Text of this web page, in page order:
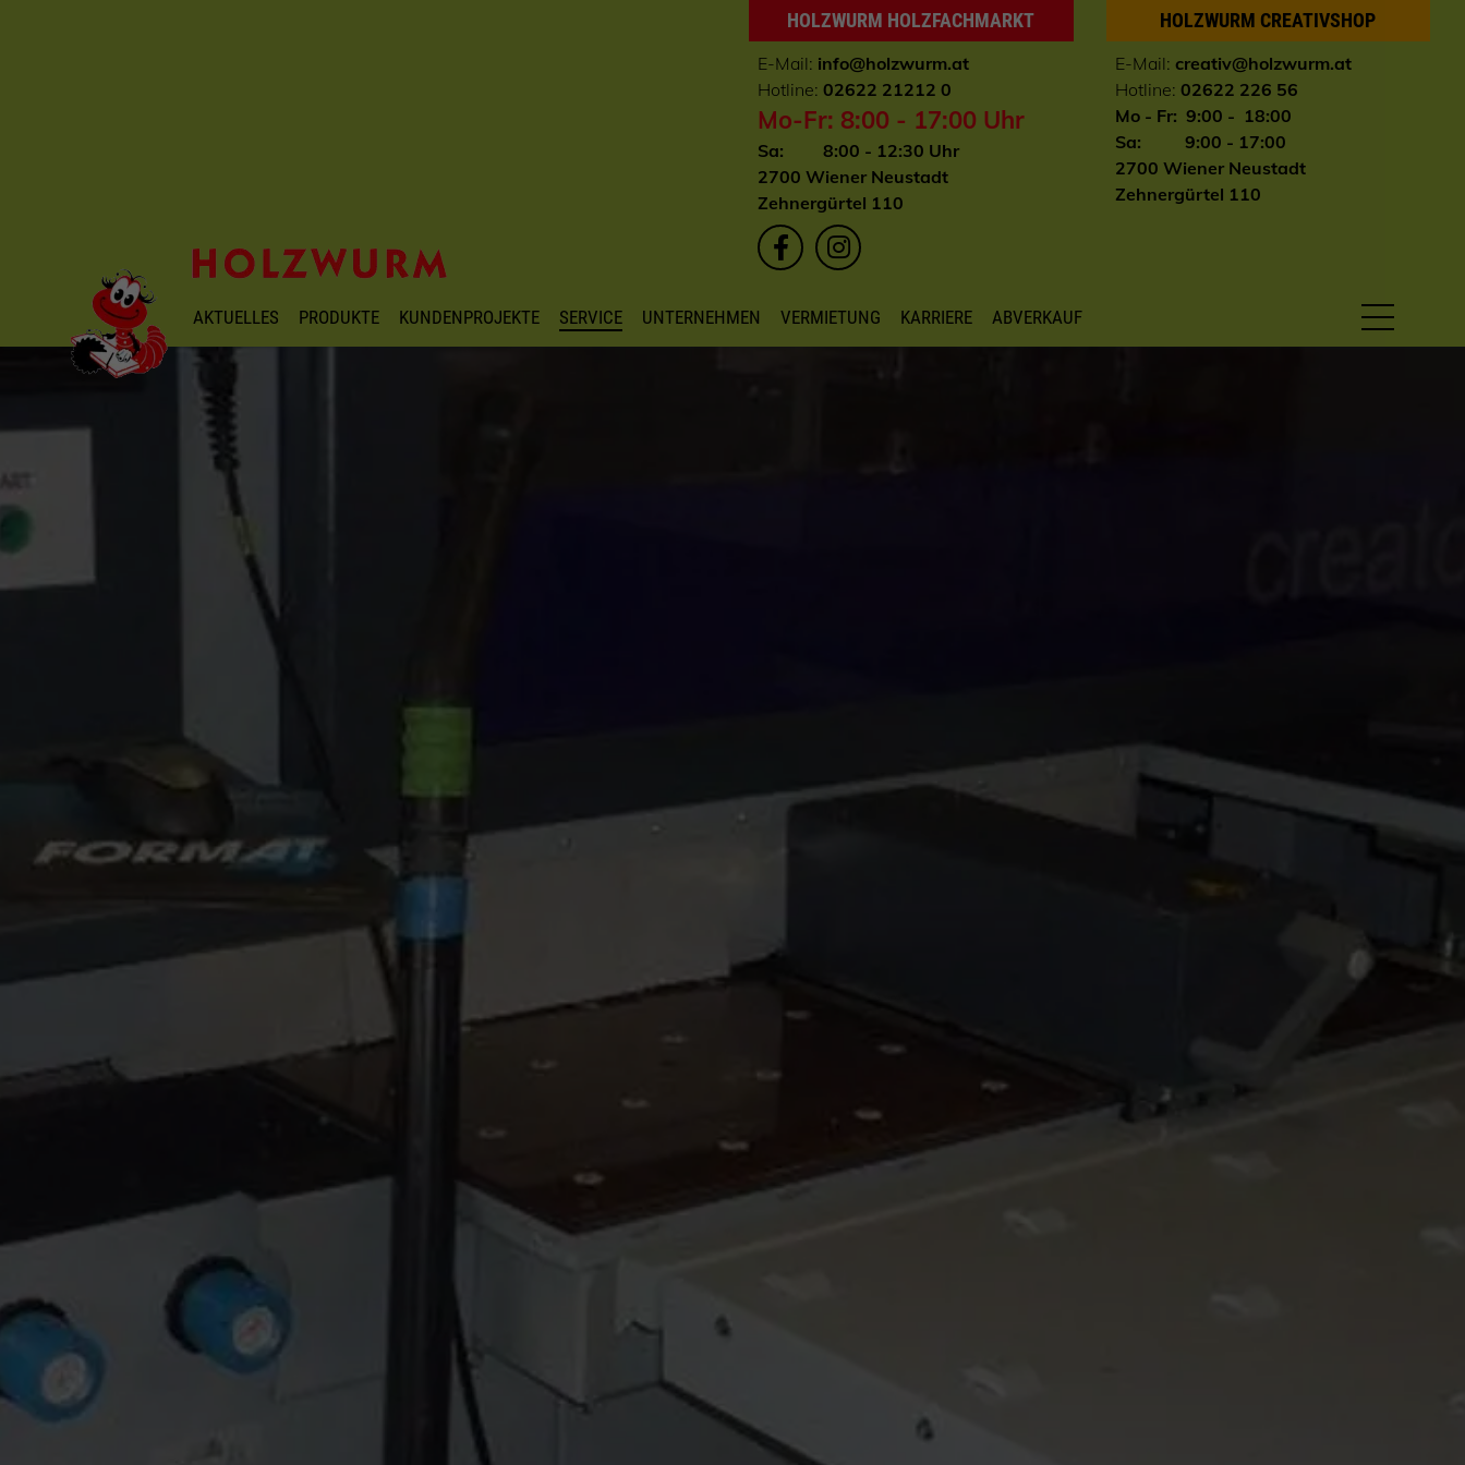
HOLZWURM HOLZFACHMARKT
E-Mail: info@holzwurm.at
Hotline: 02622 21212 0
Mo-Fr: 8:00 - 17:00 Uhr
Sa: 8:00 - 12:30 Uhr
2700 Wiener Neustadt
Zehnergürtel 110
HOLZWURM CREATIVSHOP
E-Mail: creativ@holzwurm.at
Hotline: 02622 226 56
Mo - Fr: 9:00 - 18:00
Sa: 9:00 - 17:00
2700 Wiener Neustadt
Zehnergürtel 110
AKTUELLES PRODUKTE KUNDENPROJEKTE SERVICE UNTERNEHMEN VERMIETUNG KARRIERE ABVERKAUF